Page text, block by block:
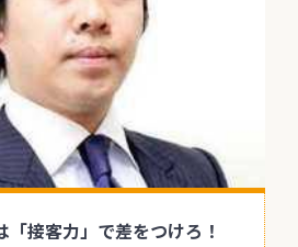
接客力」で差をつけろ！